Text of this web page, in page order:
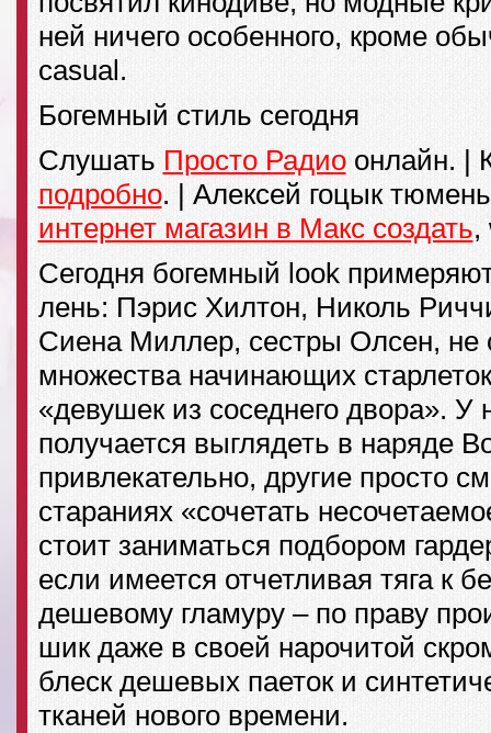
ней ничего особенного, кроме
casual.
Богемный стиль сегодня
Слушать Просто Радиоонлайн. |
подробно. | Алексей гоцык
интернет магазин в Макс создать,
Сегодня богемный look
лень: Пэрис Хилтон, Николь
Сиена Миллер, сестры Олсен, не
множества начинающих
«девушек из соседнего двора». У
получается выглядеть в наряде
привлекательно, другие просто
стараниях «сочетать
стоит заниматься подбором
если имеется отчетливая тяга к
дешевому гламуру – по праву
шик даже в своей нарочитой
блеск дешевых паеток и
тканей нового времени.